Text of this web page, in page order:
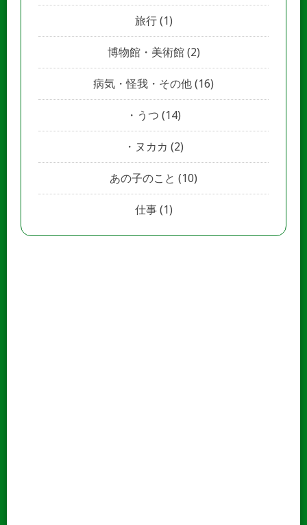
旅行(1)
博物館・美術館(2)
病気・怪我・その他 (16)
うつ (14)
ヌカカ (2)
あの子のこと (10)
仕事(1)